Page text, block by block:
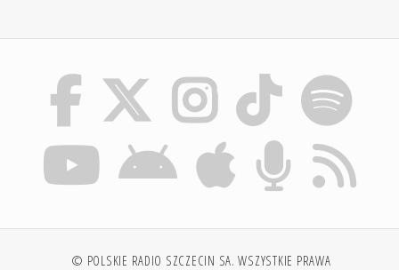
© POLSKIE RADIO SZCZECIN SA. WSZYSTKIE PRAWA